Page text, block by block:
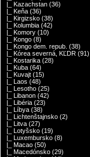
|_ Kazachstan (36)
|_ Keňa (36)
|_ Kirgizsko (38)
|_ Kolumbia (42)
|_ Komory (10)
|_ Kongo (8)
|_ Kongo dem. repub. (38)
|_ Kórea severná, KĽDR (91)
|_ Kostarika (28)
|_ Kuba (64)
|_ Kuvajt (15)
|_ Laos (48)
|_ Lesotho (25)
|_ Libanon (42)
|_ Libéria (23)
|_ Líbya (38)
|_ Lichtenštajnsko (2)
|_ Litva (27)
|_ Lotyšsko (19)
|_ Luxembursko (8)
|_ Macao (50)
|_ Macedónsko (29)